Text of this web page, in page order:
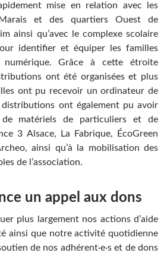
mise en relation avec les
et des quartiers Ouest de
ainsi qu’avec le complexe scolaire
identifier et équiper les familles
numérique. Grâce à cette étroite
ont été organisées et plus
ont pu recevoir un ordinateur de
distributions ont également pu avoir
matériels de particuliers et de
3 Alsace, La Fabrique, ÉcoGreen
ainsi qu’à la mobilisation des
de l’association.
un appel aux dons
plus largement nos actions d’aide
ainsi que notre activité quotidienne
de nos adhérent·e·s et de dons